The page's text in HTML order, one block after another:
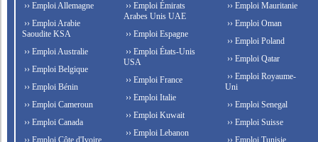
›› Emploi Allemagne
›› Emploi Arabie
Saoudite KSA
›› Emploi Australie
›› Emploi Belgique
›› Emploi Bénin
›› Emploi Cameroun
›› Emploi Canada
›› Emploi Côte d'Ivoire
›› Emploi Émirats
Arabes Unis UAE
›› Emploi Espagne
›› Emploi États-Unis
USA
›› Emploi France
›› Emploi Italie
›› Emploi Kuwait
›› Emploi Lebanon
›› Emploi Mauritanie
›› Emploi Oman
›› Emploi Poland
›› Emploi Qatar
›› Emploi Royaume-
Uni
›› Emploi Senegal
›› Emploi Suisse
›› Emploi Tunisie